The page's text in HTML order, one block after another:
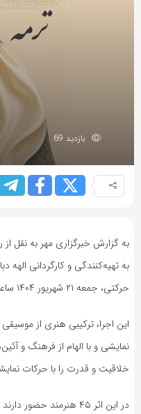
بازدید 69
به گزارش خبرگزاری مهر به نقل
به تهیه‌کنندگی و کارگردانی
حرکتی، جمعه ۲۱ شهریور ۱۴۰۴ ساعت ۱۴ در تالار وحدت برگزار می‌شود.
نمایشی و با الهام از فرهنگ و
خلاقیت و قدرت را با حرکات
در این اثر ۴۵ هنرمند